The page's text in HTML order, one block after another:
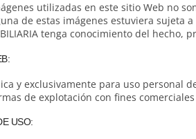
utilizadas en este sitio Web no
de estas imágenes estuviera sujeta
tenga conocimiento del
y exclusivamente para uso
de explotación con fines
USO: